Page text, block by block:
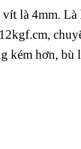
là 4mm.
kém hơn, bù